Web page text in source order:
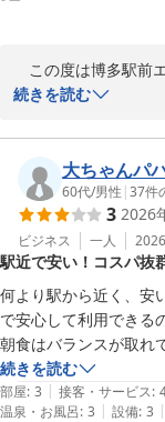
この度は博多駅前
います。
以前よりご愛顧を賜
お部屋の設備につき
りお詫び申し上げま
客室担当と連携し、
ります。
ご指摘を賜り、有難
今後共博多駅前エス
続きを読む
大ちゃんパ
60代/男性 |37件
3 2026
ビジネス 一人
駅近で安い！コスパ抜
何より駅から近く、安
で安心して利用できる
朝食はバランスが取れ
続きを読む
部屋: 3 | 接客・サービス:
温泉・お風呂: 3 | 設備: 3 |